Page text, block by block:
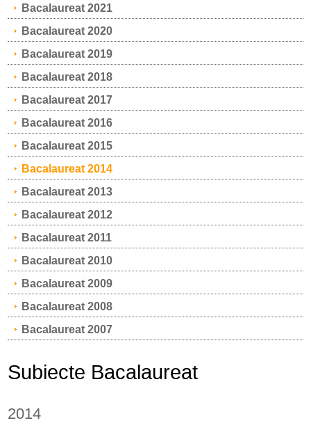
Bacalaureat 2021
Bacalaureat 2020
Bacalaureat 2019
Bacalaureat 2018
Bacalaureat 2017
Bacalaureat 2016
Bacalaureat 2015
Bacalaureat 2014
Bacalaureat 2013
Bacalaureat 2012
Bacalaureat 2011
Bacalaureat 2010
Bacalaureat 2009
Bacalaureat 2008
Bacalaureat 2007
Subiecte Bacalaureat
2014